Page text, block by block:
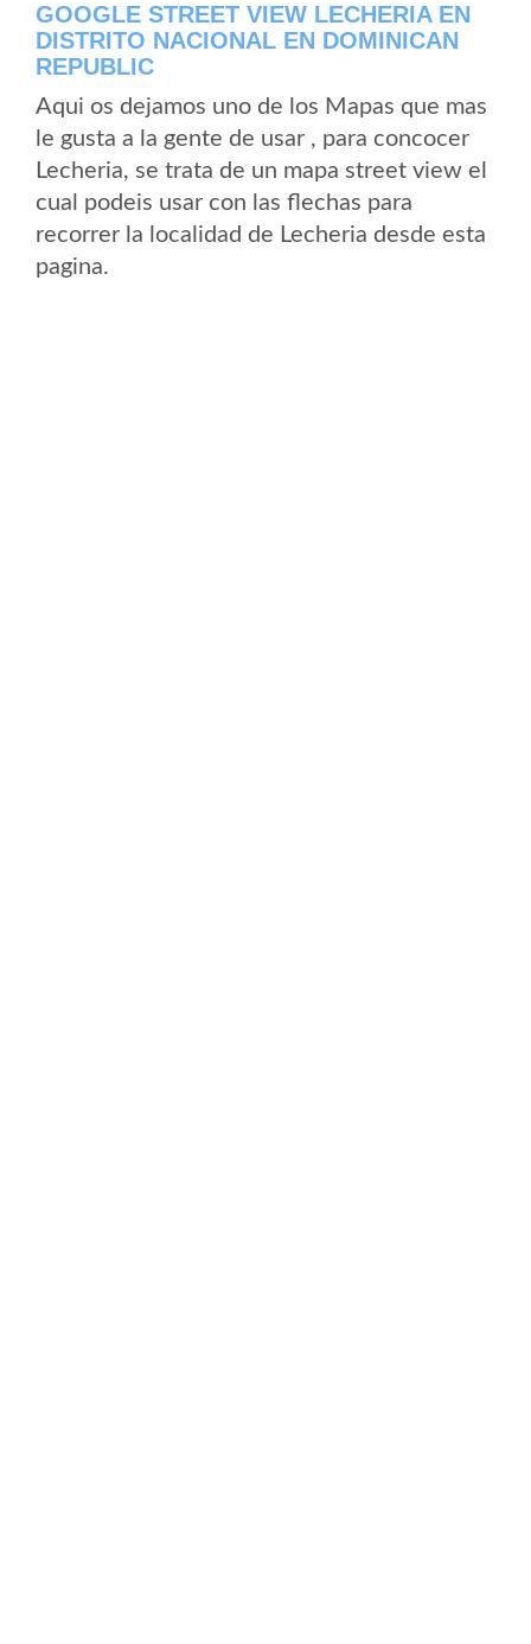
GOOGLE STREET VIEW LECHERIA EN
DISTRITO NACIONAL EN DOMINICAN
REPUBLIC
Aqui os dejamos uno de los Mapas que mas
le gusta a la gente de usar , para concocer
Lecheria, se trata de un mapa street view el
cual podeis usar con las flechas para
recorrer la localidad de Lecheria desde esta
pagina.